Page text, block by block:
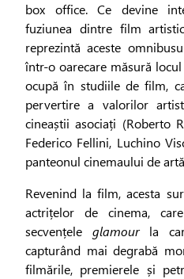
box office. Ce devine
fuziunea dintre film
reprezintă aceste
într-o oarecare măsură
ocupă în studiile de film,
pervertire a valorilor
cineaștii asociați (Roberto
Federico Fellini, Luchino
panteonul cinemaului de
Revenind la film, acesta
actrițelor de cinema,
secvențele glamour la
capturând mai degrabă
filmările, premierele și